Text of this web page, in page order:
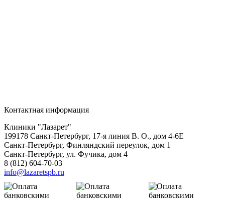
Контактная информация
Клиники "Лазарет"
199178 Санкт-Петербург, 17-я линия В. О., дом 4-6Е
Санкт-Петербург, Финляндский переулок, дом 1
Санкт-Петербург, ул. Фучика, дом 4
8 (812) 604-70-03
info@lazaretspb.ru